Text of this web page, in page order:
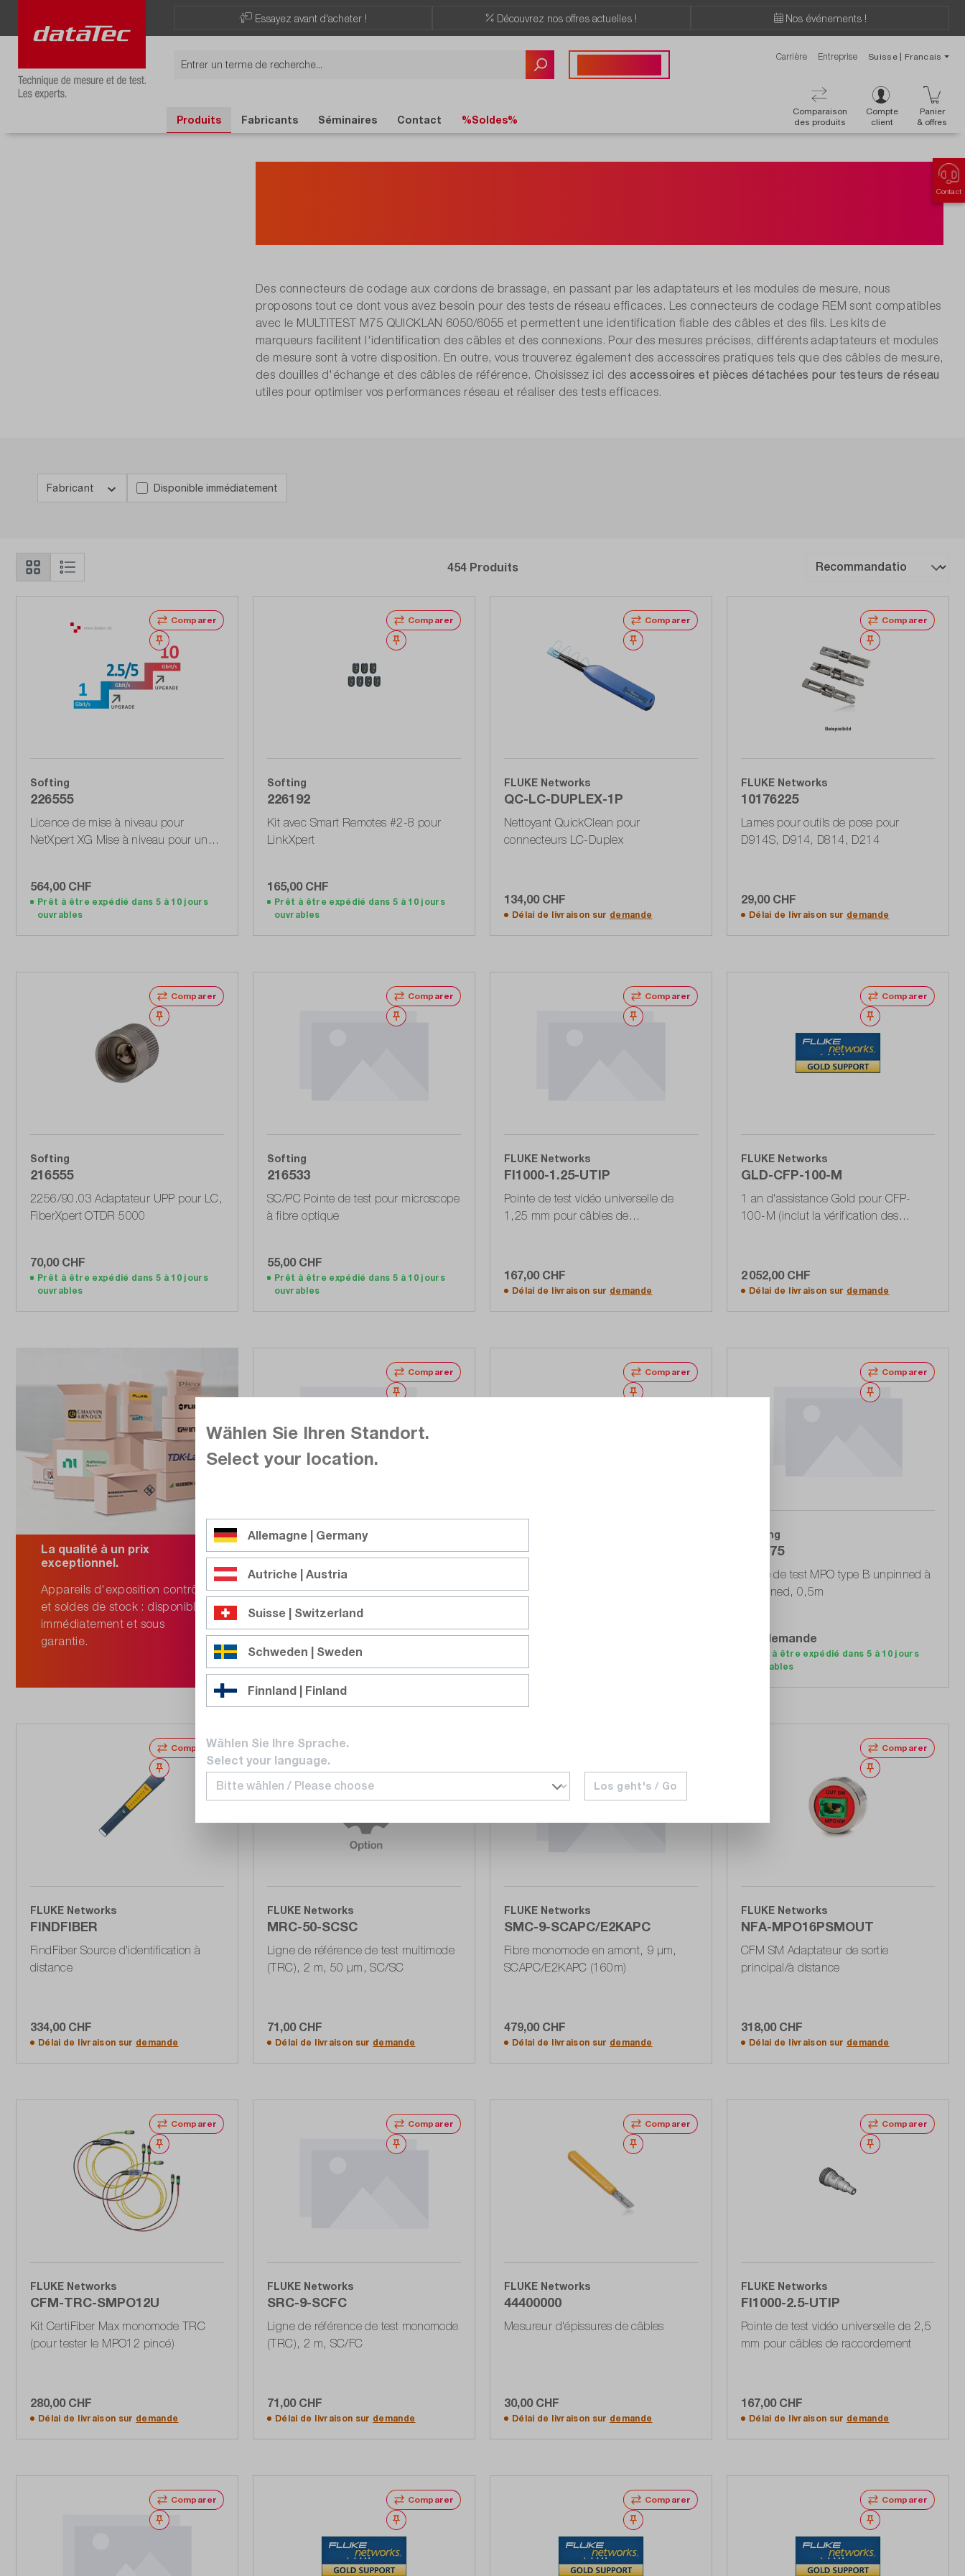
Essayez avant d'acheter ! Découvrez nos offres actuelles ! Nos événements !
Carrière Entreprise Suisse | Francais
Comparaison
des produits
Compte
client
Panier
& offres
Produits Fabricants Séminaires Contact %Soldes%
Contact
Des connecteurs de codage aux cordons de brassage, en passant par les adaptateurs et les modules de mesure, nous
proposons tout ce dont vous avez besoin pour des tests de réseau efficaces. Les connecteurs de codage REM sont compatibles
avec le MULTITEST M75 QUICKLAN 6050/6055 et permettent une identification fiable des câbles et des fils. Les kits de
marqueurs facilitent l'identification des câbles et des connexions. Pour des mesures précises, différents adaptateurs et modules
de mesure sont à votre disposition. En outre, vous trouverez également des accessoires pratiques tels que des câbles de mesure,
des douilles d'échange et des câbles de référence. Choisissez ici desaccessoires et pièces détachées pour testeurs de réseau
utiles pour optimiser vos performances réseau et réaliser des tests efficaces.
Fabricant Disponible immédiatement
454 Produits
Comparer
Noter
Softing
226555
Licence de mise à niveau pour
NetXpert XG Mise à niveau pour un
564,00 CHF
Prêt à être expédié dans 5 à 10 jours
ouvrables
Ajouter au panier
Comparer
Noter
Softing
226192
Kit avec Smart Remotes #2-8 pour
LinkXpert
165,00 CHF
Prêt à être expédié dans 5 à 10 jours
ouvrables
Ajouter au panier
Comparer
Noter
FLUKE Networks
QC-LC-DUPLEX-1P
Nettoyant QuickClean pour
connecteurs LC-Duplex
134,00 CHF
Délai de livraison sur demande
Comparer
Noter
FLUKE Networks
10176225
Lames pour outils de pose pour
D914S, D914, D814, D214
29,00 CHF
Délai de livraison sur demande
Comparer
Noter
Softing
216555
2256/90.03 Adaptateur UPP pour LC,
FiberXpert OTDR 5000
70,00 CHF
Prêt à être expédié dans 5 à 10 jours
ouvrables
Ajouter au panier
Comparer
Noter
Softing
216533
SC/PC Pointe de test pour microscope
à fibre optique
55,00 CHF
Prêt à être expédié dans 5 à 10 jours
ouvrables
Ajouter au panier
Comparer
Noter
FLUKE Networks
FI1000-1.25-UTIP
Pointe de test vidéo universelle de
1,25 mm pour câbles de
167,00 CHF
Délai de livraison sur demande
Comparer
Noter
FLUKE Networks
GLD-CFP-100-M
1 an d'assistance Gold pour CFP-
100-M (inclut la vérification des
2 052,00 CHF
Délai de livraison sur demande
La qualité à un prix
exceptionnel.
Appareils d'exposition contrôlés
et soldes de stock : disponibles
immédiatement et sous
garantie.
Comparer
Noter
Softing
228174
Câble de mesure avec connecteur
TERA et M 12 D codé, pour les
mesures sur les lignes E2E et Profinet
120,00 CHF
Prêt à être expédié dans 5 à 10 jours
ouvrables
Comparer
Noter
GLD-OFP-200S16-MOD
200-S1625-MOD (comprend la
performances/l'étalonnage,
Délai de livraison sur
Comparer
Noter
Softing
228075
Câble de test MPO type B unpinned à
unpinned, 0,5m
Sur demande
Prêt à être expédié dans 5 à 10 jours
ouvrables
Accéder à la liste d'offres
Comparer
Noter
FLUKE Networks
FINDFIBER
FindFiber Source d'identification à
distance
334,00 CHF
Délai de livraison sur demande
FLUKE Networks
MRC-50-SCSC
Ligne de référence de test multimode
(TRC), 2 m, 50 µm, SC/SC
71,00 CHF
Délai de livraison sur demande
FLUKE Networks
SMC-9-SCAPC/E2KAPC
Fibre monomode en amont, 9 µm,
SCAPC/E2KAPC (160m)
479,00 CHF
Délai de livraison sur demande
Comparer
Noter
FLUKE Networks
NFA-MPO16PSMOUT
CFM SM Adaptateur de sortie
principal/à distance
318,00 CHF
Délai de livraison sur demande
Comparer
Noter
FLUKE Networks
CFM-TRC-SMPO12U
Kit CertiFiber Max monomode TRC
(pour tester le MPO12 pincé)
280,00 CHF
Délai de livraison sur demande
Comparer
Noter
FLUKE Networks
SRC-9-SCFC
Ligne de référence de test monomode
(TRC), 2 m, SC/FC
71,00 CHF
Délai de livraison sur demande
Comparer
Noter
FLUKE Networks
44400000
Mesureur d'épissures de câbles
30,00 CHF
Délai de livraison sur demande
Comparer
Noter
FLUKE Networks
FI1000-2.5-UTIP
Pointe de test vidéo universelle de 2,5
mm pour câbles de raccordement
167,00 CHF
Délai de livraison sur demande
Comparer
Noter
Comparer
Noter
Comparer
Noter
Comparer
Noter
Wählen Sie Ihren Standort.
Select your location.
Allemagne | Germany
Autriche | Austria
Suisse | Switzerland
Schweden | Sweden
Finnland | Finland
Wählen Sie Ihre Sprache.
Select your language.
Los geht's / Go